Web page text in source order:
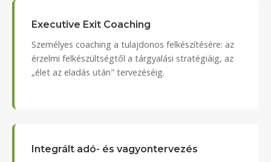
Executive Exit Coaching
Személyes coaching a tulajdonos felkészítésére: az
érzelmi felkészültségtől a tárgyalási stratégiáig, az
„élet az eladás után" tervezéséig.
Integrált adó- és vagyontervezés